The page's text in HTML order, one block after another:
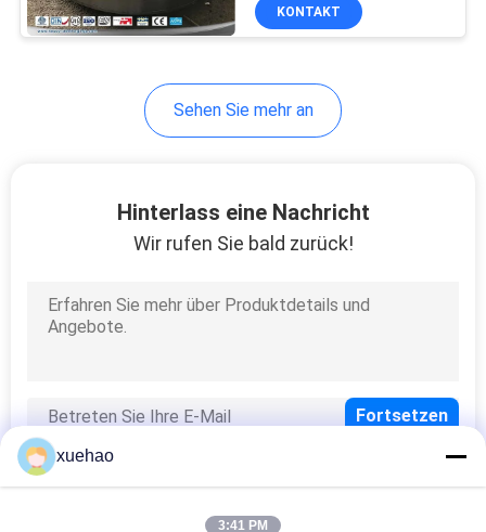
KONTAKT
Sehen Sie mehr an
Hinterlass eine Nachricht
Wir rufen Sie bald zurück!
xuehao
3:41 PM